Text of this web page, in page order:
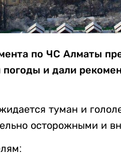
по ЧС Алматы
и дали
туман и
осторожными и